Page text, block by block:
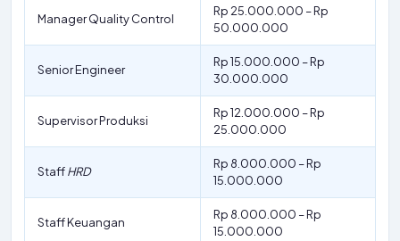
Manager Quality Control
Rp 25.000.000 – Rp
50.000.000
Senior Engineer
Rp 15.000.000 – Rp
30.000.000
Supervisor Produksi
Rp 12.000.000 – Rp
25.000.000
StaffHRD
Rp 8.000.000 – Rp
15.000.000
Staff Keuangan
Rp 8.000.000 – Rp
15.000.000